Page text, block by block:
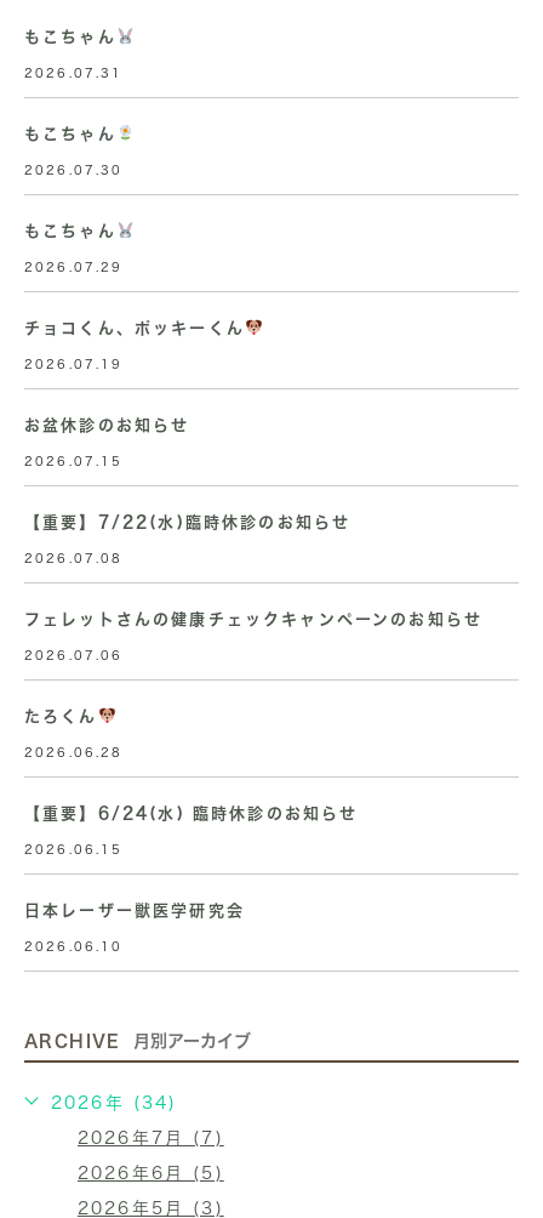
もこちゃん
2026.07.31
もこちゃん
2026.07.30
もこちゃん
2026.07.29
チョコくん、ポッキーくん
2026.07.19
お盆休診のお知らせ
2026.07.15
【重要】7/22(水)臨時休診のお知らせ
2026.07.08
フェレットさんの健康チェックキャンペーンのお知らせ
2026.07.06
たろくん
2026.06.28
【重要】6/24(水) 臨時休診のお知らせ
2026.06.15
日本レーザー獣医学研究会
2026.06.10
ARCHIVE 月別アーカイブ
2026年 (34)
2026年7月 (7)
2026年6月 (5)
2026年5月 (3)